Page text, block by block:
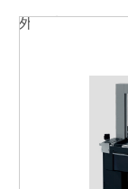
外观选择